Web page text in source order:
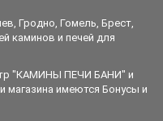
Гродно, Гомель, Брест,
каминов и печей для
"КАМИНЫ ПЕЧИ БАНИ" и
магазина имеются Бонусы и